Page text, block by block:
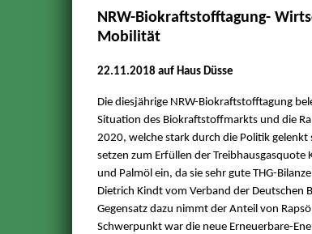
NRW-Biokraftstofftagung-
Mobilität
22.11.2018 auf Haus Düsse
Die diesjährige NRW-Biokraftstofftagung
Situation des Biokraftstoffmarkts und die
2020, welche stark durch die Politik
setzen zum Erfüllen der Treibhausgasquote
und Palmöl ein, da sie sehr gute THG-
Dietrich Kindt vom Verband der Deutschen
Gegensatz dazu nimmt der Anteil von
Schwerpunkt war die neue Erneuerbare-